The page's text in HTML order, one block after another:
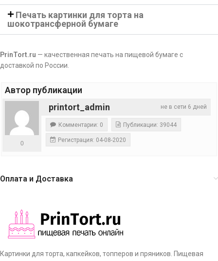
Печать картинки для торта на
шокотрансферной бумаге
PrinTort.ru — качественная печать на пищевой бумаге с
доставкой по России.
Автор публикации
не в сети 6 дней
printort_admin
0
Комментарии: 0 Публикации: 39044
Регистрация: 04-08-2020
Оплата и Доставка
Картинки для торта, капкейков, топперов и пряников. Пищевая